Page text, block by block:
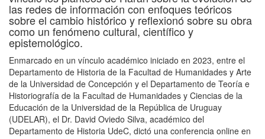
las redes de información con enfoques teóricos
sobre el cambio histórico y reflexionó sobre su obra
como un fenómeno cultural, científico y
epistemológico.
Enmarcado en un vínculo académico iniciado en 2023, entre el
Departamento de Historia de la Facultad de Humanidades y Arte
de la Universidad de Concepción y el Departamento de Teoría e
Historiografía de la Facultad de Humanidades y Ciencias de la
Educación de la Universidad de la República de Uruguay
(UDELAR), el Dr. David Oviedo Silva, académico del
Departamento de Historia UdeC, dictó una conferencia online en